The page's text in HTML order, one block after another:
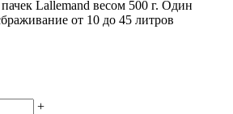
Lallemand весом 500 г. Один
от 10 до 45 литров
+